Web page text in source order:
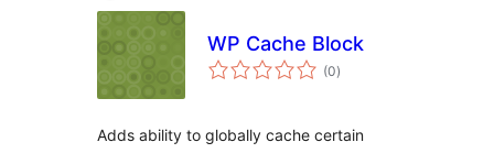
WP Cache Block
(0कुल
रेटिङ्गहरू
)
Adds ability to globally cache certain